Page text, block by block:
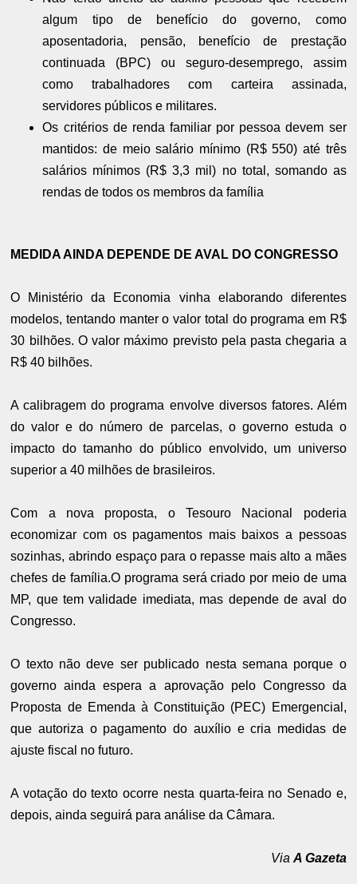
algum tipo de benefício do governo, como
aposentadoria, pensão, benefício de prestação
continuada (BPC) ou seguro-desemprego, assim
como trabalhadores com carteira assinada,
servidores públicos e militares.
Os critérios de renda familiar por pessoa devem ser
mantidos: de meio salário mínimo (R$ 550) até três
salários mínimos (R$ 3,3 mil) no total, somando as
rendas de todos os membros da família
MEDIDA AINDA DEPENDE DE AVAL DO CONGRESSO
O Ministério da Economia vinha elaborando diferentes
modelos, tentando manter o valor total do programa em R$
30 bilhões. O valor máximo previsto pela pasta chegaria a
R$ 40 bilhões.
A calibragem do programa envolve diversos fatores. Além
do valor e do número de parcelas, o governo estuda o
impacto do tamanho do público envolvido, um universo
superior a 40 milhões de brasileiros.
Com a nova proposta, o Tesouro Nacional poderia
economizar com os pagamentos mais baixos a pessoas
sozinhas, abrindo espaço para o repasse mais alto a mães
chefes de família.O programa será criado por meio de uma
MP, que tem validade imediata, mas depende de aval do
Congresso.
O texto não deve ser publicado nesta semana porque o
governo ainda espera a aprovação pelo Congresso da
Proposta de Emenda à Constituição (PEC) Emergencial,
que autoriza o pagamento do auxílio e cria medidas de
ajuste fiscal no futuro.
A votação do texto ocorre nesta quarta-feira no Senado e,
depois, ainda seguirá para análise da Câmara.
ViaA Gazeta